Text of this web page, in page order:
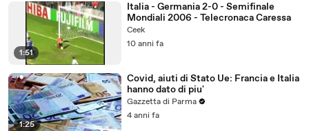
1:51
Italia - Germania 2-0 - Semifinale
Mondiali 2006 - Telecronaca Caressa
Ceek
10 anni fa
1:25
Covid, aiuti di Stato Ue: Francia e Italia
hanno dato di piu'
Gazzetta di Parma
4 anni fa